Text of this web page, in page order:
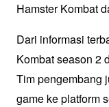
Hamster Kombat
Dari informasi
Kombat season 2
Tim pengembang
game ke platform